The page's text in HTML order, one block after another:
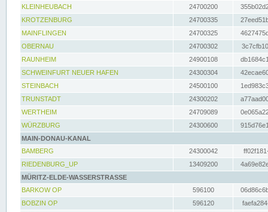
KLEINHEUBACH 24700200
KROTZENBURG
24700335
MAINFLINGEN
24700325
OBERNAU
24700302
RAUNHEIM
24900108
SCHWEINFURT NEUER HAFEN
24300304
STEINBACH
24500100
TRUNSTADT
24300202
WERTHEIM
24709089
WÜRZBURG
24300600
MAIN-DONAU-KANAL
BAMBERG
24300042
RIEDENBURG_UP
13409200
MÜRITZ-ELDE-WASSERSTRASSE
BARKOW OP
596100
BOBZIN OP
596120